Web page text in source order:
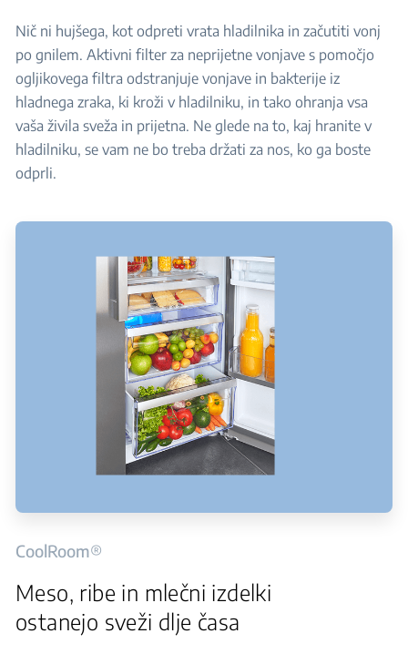
Nič ni hujšega, kot odpreti vrata hladilnika in začutiti vonj
po gnilem. Aktivni filter za neprijetne vonjave s pomočjo
ogljikovega filtra odstranjuje vonjave in bakterije iz
hladnega zraka, ki kroži v hladilniku, in tako ohranja vsa
vaša živila sveža in prijetna. Ne glede na to, kaj hranite v
hladilniku, se vam ne bo treba držati za nos, ko ga boste
odprli.
CoolRoom®
Meso, ribe in mlečni izdelki
ostanejo sveži dlje časa